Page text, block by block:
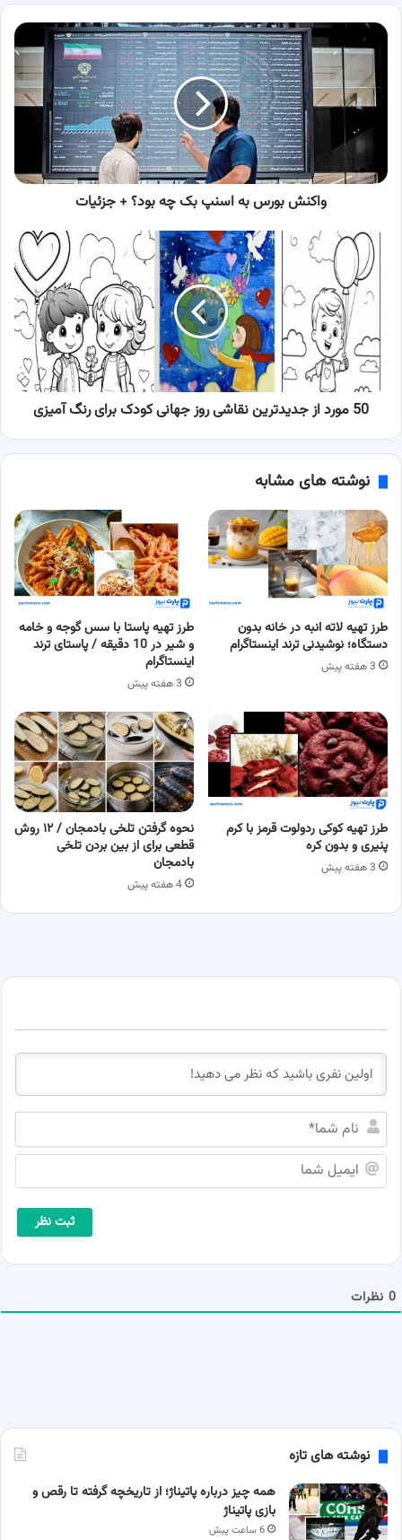
واکنش
بورس
اسنپ
بک
جزئیات
واکنش بورس به اسنپ بک چه بود؟ + جزئیات
50
مورد
جدیدترین
جهانی
کودک
برای
50 مورد از جدیدترین نقاشی روز جهانی کودک برای رنگ آمیزی
نوشته های مشابه
طرز تهیه لاته انبه در خانه بدون
دستگاه؛ نوشیدنی ترند اینستاگرام
3 هفته پیش
طرز تهیه پاستا با سس گوجه و خامه
و شیر در 10 دقیقه / پاستای ترند
اینستاگرام
3 هفته پیش
طرز تهیه کوکی ردولوت قرمز با کرم
پنیری و بدون کره
3 هفته پیش
نحوه گرفتن تلخی بادمجان / ۱۲ روش
قطعی برای از بین بردن تلخی
بادمجان
4 هفته پیش
م
م
م
0 نظرات
نوشته های تازه
همه چیز درباره پاتیناژ؛ از تاریخچه گرفته تا رقص و
بازی پاتیناژ
6 ساعت پیش